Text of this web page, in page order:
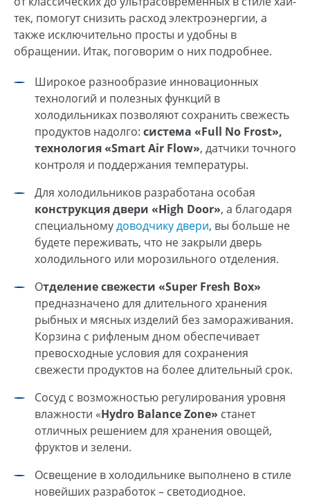
тек, помогут снизить расход электроэнергии, а
также исключительно просты и удобны в
обращении. Итак, поговорим о них подробнее.
Широкое разнообразие инновационных
технологий и полезных функций в
холодильниках позволяют сохранить свежесть
продуктов надолго: система «Full No Frost»,
технология «Smart Air Flow», датчики точного
контроля и поддержания температуры.
Для холодильников разработана особая
конструкция двери «High Door», а благодаря
специальномудоводчику двери, вы больше не
будете переживать, что не закрыли дверь
холодильного или морозильного отделения.
Отделение свежести «Super Fresh Box»
предназначено для длительного хранения
рыбных и мясных изделий без замораживания.
Корзина с рифленым дном обеспечивает
превосходные условия для сохранения
свежести продуктов на более длительный срок.
Сосуд с возможностью регулирования уровня
влажности «Hydro Balance Zone» станет
отличных решением для хранения овощей,
фруктов и зелени.
Освещение в холодильнике выполнено в стиле
новейших разработок – светодиодное.